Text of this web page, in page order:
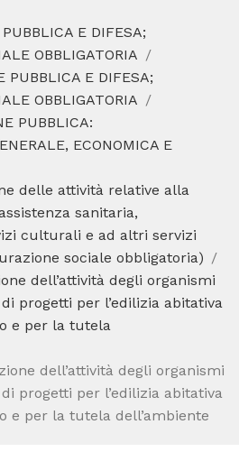
SERVE
E DIFESA;
OBBLIGATORIA
PUBBLICA E DIFESA;
OBBLIGATORIA
PUBBLICA:
ECONOMICA E
delle attività relative alla
sanitaria,
culturali e ad altri servizi
sociale obbligatoria)
dell’attività degli organismi
progetti per l’edilizia abitativa
e per la tutela
dell’attività degli organismi
progetti per l’edilizia abitativa
e per la tutela dell’ambiente